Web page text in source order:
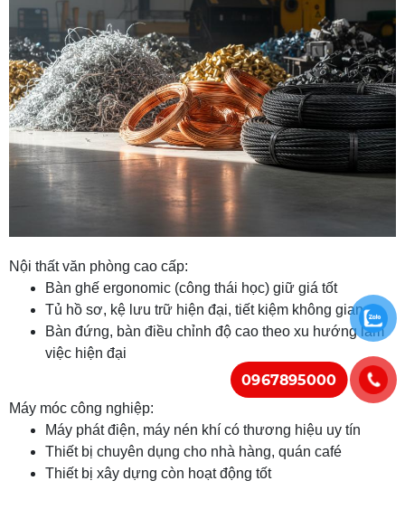
Nội thất văn phòng cao cấp:
Bàn ghế ergonomic (công thái học) giữ giá tốt
Tủ hồ sơ, kệ lưu trữ hiện đại, tiết kiệm không gian
Bàn đứng, bàn điều chỉnh độ cao theo xu hướng làm
việc hiện đại
Máy móc công nghiệp:
Máy phát điện, máy nén khí có thương hiệu uy tín
Thiết bị chuyên dụng cho nhà hàng, quán café
Thiết bị xây dựng còn hoạt động tốt
0967895000